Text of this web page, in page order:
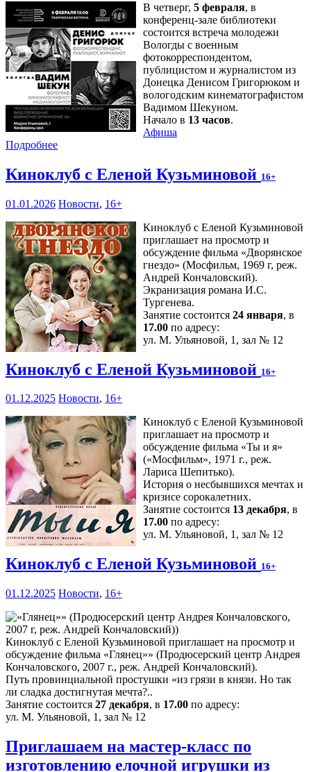
В четверг, 5 февраля, в
конференц-зале библиотеки
состоится встреча молодежи
Вологды с военным
фотокорреспондентом,
публицистом и журналистом из
Донецка Денисом Григорюком и
вологодским кинематографистом
Вадимом Шекуном.
Начало в 13 часов.
Афиша
Подробнее
Киноклуб с Еленой Кузьминовой 16+
01.01.2026 Новости, 16+
Киноклуб с Еленой Кузьминовой
приглашает на просмотр и
обсуждение фильма «Дворянское
гнездо» (Мосфильм, 1969 г, реж.
Андрей Кончаловский).
Экранизация романа И.С.
Тургенева.
Занятие состоится 24 января, в
17.00 по адресу:
ул. М. Ульяновой, 1, зал № 12
Киноклуб с Еленой Кузьминовой 16+
01.12.2025 Новости, 16+
Киноклуб с Еленой Кузьминовой
приглашает на просмотр и
обсуждение фильма «Ты и я»
(«Мосфильм», 1971 г., реж.
Лариса Шепитько).
История о несбывшихся мечтах и
кризисе сорокалетних.
Занятие состоится 13 декабря, в
17.00 по адресу:
ул. М. Ульяновой, 1, зал № 12
Киноклуб с Еленой Кузьминовой 16+
01.12.2025 Новости, 16+
Киноклуб с Еленой Кузьминовой приглашает на просмотр и
обсуждение фильма «Глянец»» (Продюсерский центр Андрея
Кончаловского, 2007 г., реж. Андрей Кончаловский).
Путь провинциальной простушки «из грязи в князи. Но так
ли сладка достигнутая мечта?..
Занятие состоится 27 декабря, в 17.00 по адресу:
ул. М. Ульяновой, 1, зал № 12
Приглашаем на мастер-класс по
изготовлению елочной игрушки из